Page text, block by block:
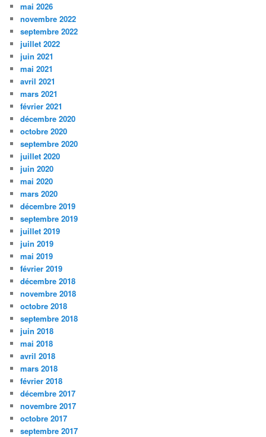
mai 2026
novembre 2022
septembre 2022
juillet 2022
juin 2021
mai 2021
avril 2021
mars 2021
février 2021
décembre 2020
octobre 2020
septembre 2020
juillet 2020
juin 2020
mai 2020
mars 2020
décembre 2019
septembre 2019
juillet 2019
juin 2019
mai 2019
février 2019
décembre 2018
novembre 2018
octobre 2018
septembre 2018
juin 2018
mai 2018
avril 2018
mars 2018
février 2018
décembre 2017
novembre 2017
octobre 2017
septembre 2017